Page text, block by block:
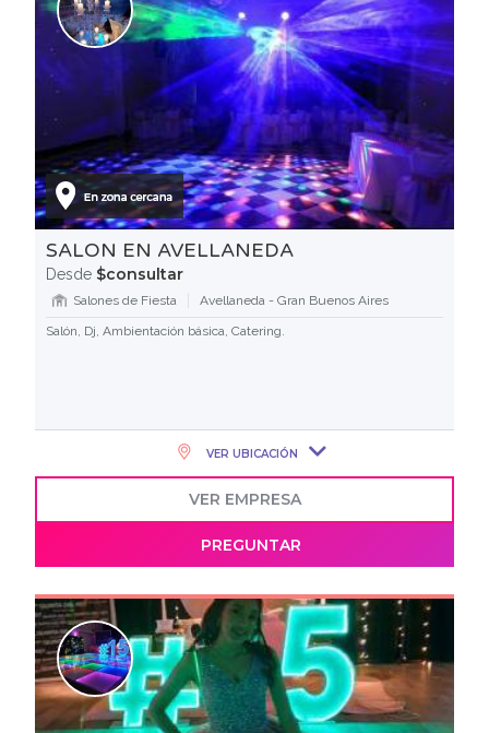
SALON EN AVELLANEDA
Desde $consultar
Salones de Fiesta
Avellaneda - Gran Buenos Aires
Salón, Dj, Ambientación básica, Catering.
VER UBICACIÓN
VER EMPRESA
PREGUNTAR